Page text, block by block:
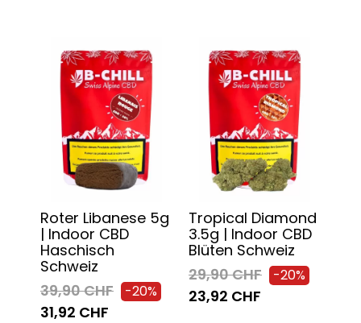
Roter Libanese 5g
| Indoor CBD
Haschisch
Schweiz
39,90 CHF
-20%
31,92 CHF
Tropical Diamond
3.5g | Indoor CBD
Blüten Schweiz
29,90 CHF
-20%
23,92 CHF